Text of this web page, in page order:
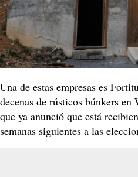
Una de estas empresas es
decenas de rústicos búnkers
que ya anunció que está
semanas siguientes a las